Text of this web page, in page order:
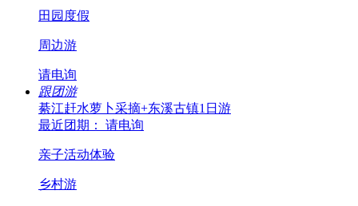
田园度假
周边游
请电询
跟团游
綦江赶水萝卜采摘+东溪古镇1日游
最近团期： 请电询
亲子活动体验
乡村游